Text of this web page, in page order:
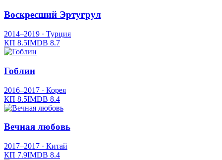
Воскресший Эртугрул
2014–2019 · Турция
КП 8.5IMDB 8.7
Гоблин
2016–2017 · Корея
КП 8.5IMDB 8.4
Вечная любовь
2017–2017 · Китай
КП 7.9IMDB 8.4